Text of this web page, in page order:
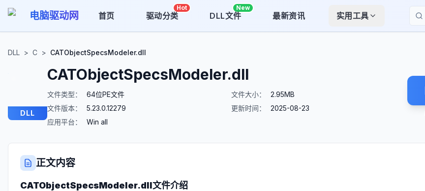
电脑驱动网 首页 驱动分类
Hot
DLL文件
New
最新资讯
实用工具
搜索
DLL > C > CATObjectSpecsModeler.dll
DLL
CATObjectSpecsModeler.dll
文件类型：
64位PE文件
文件版本：
5.23.0.12279
应用平台：
Win all
文件大小：
2.95MB
更新时间：
2025-08-23
正文内容
CATObjectSpecsModeler.dll文件介绍